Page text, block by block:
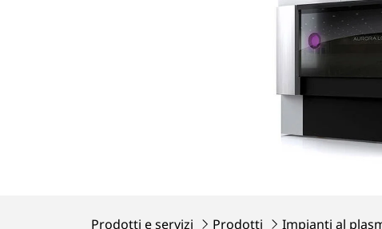
Prodotti e servizi Prodotti Impianti al